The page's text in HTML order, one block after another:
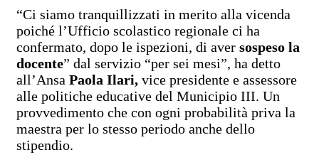
“Ci siamo tranquillizzati in merito alla vicenda
poiché l’Ufficio scolastico regionale ci ha
confermato, dopo le ispezioni, di aver sospeso la
docente” dal servizio “per sei mesi”, ha detto
all’Ansa Paola Ilari, vice presidente e assessore
alle politiche educative del Municipio III. Un
provvedimento che con ogni probabilità priva la
maestra per lo stesso periodo anche dello
stipendio.